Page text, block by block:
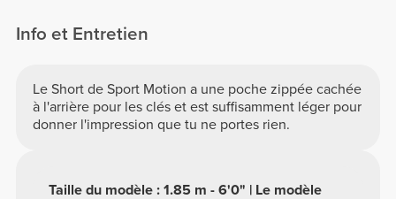
Info et Entretien
Le Short de Sport Motion a une poche zippée cachée
à l'arrière pour les clés et est suffisamment léger pour
donner l'impression que tu ne portes rien.
Taille du modèle : 1.85 m - 6'0" | Le modèle